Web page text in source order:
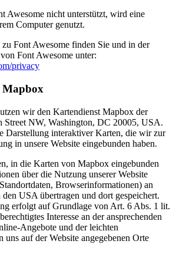
Awesome nicht unterstützt, wird eine
Computer genutzt.
Font Awesome finden Sie und in der
Font Awesome unter:
privacy
Mapbox
wir den Kartendienst Mapbox der
Street NW, Washington, DC 20005, USA.
Darstellung interaktiver Karten, die wir zur
in unsere Website eingebunden haben.
in die Karten von Mapbox eingebunden
über die Nutzung unserer Website
Browserinformationen) an
USA übertragen und dort gespeichert.
erfolgt auf Grundlage von Art. 6 Abs. 1 lit.
Interesse an der ansprechenden
Angebote und der leichten
auf der Website angegebenen Orte